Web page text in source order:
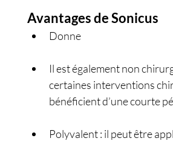
Avantages de Sonicus
Donne
Il est également non
certaines interventions
bénéficient d’une courte
Polyvalent : il peut être